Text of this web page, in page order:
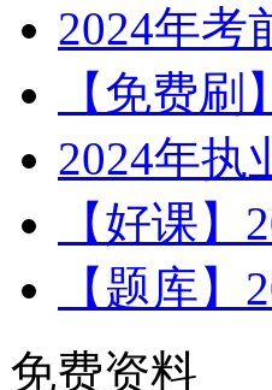
2024年考
【免费
2024年执
【好课
【题库
免费资料